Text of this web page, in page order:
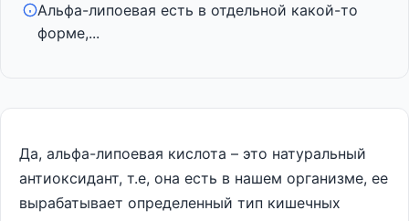
Альфа-липоевая есть в отдельной какой-то
форме,...
Да, альфа-липоевая кислота – это натуральный
антиоксидант, т.е, она есть в нашем организме, ее
вырабатывает определенный тип кишечных